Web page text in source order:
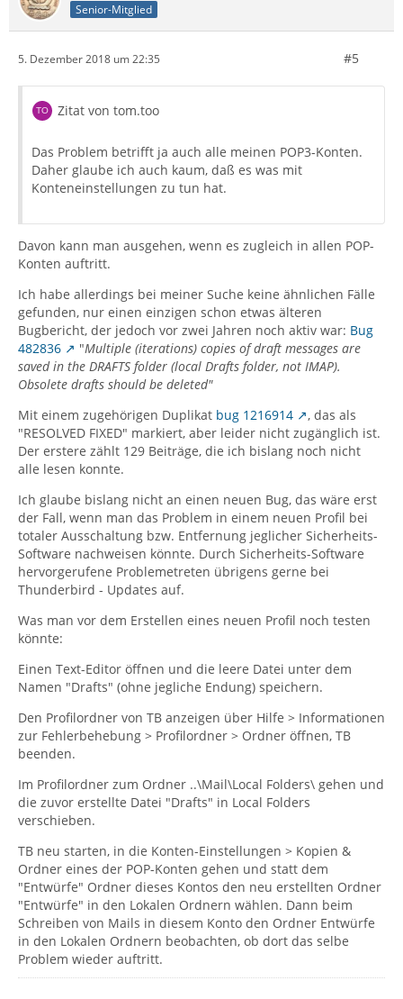
Senior-Mitglied
5. Dezember 2018 um 22:35 #5
Zitat von tom.too
Das Problem betrifft ja auch alle meinen POP3-Konten.
Daher glaube ich auch kaum, daß es was mit
Konteneinstellungen zu tun hat.
Davon kann man ausgehen, wenn es zugleich in allen POP-
Konten auftritt.
Ich habe allerdings bei meiner Suche keine ähnlichen Fälle
gefunden, nur einen einzigen schon etwas älteren
Bugbericht, der jedoch vor zwei Jahren noch aktiv war: Bug
482836
"Multiple (iterations) copies of draft messages are
saved in the DRAFTS folder (local Drafts folder, not IMAP).
Obsolete drafts should be deleted"
Mit einem zugehörigen Duplikat bug 1216914
, das als
"RESOLVED FIXED" markiert, aber leider nicht zugänglich ist.
Der erstere zählt 129 Beiträge, die ich bislang noch nicht
alle lesen konnte.
Ich glaube bislang nicht an einen neuen Bug, das wäre erst
der Fall, wenn man das Problem in einem neuen Profil bei
totaler Ausschaltung bzw. Entfernung jeglicher Sicherheits-
Software nachweisen könnte. Durch Sicherheits-Software
hervorgerufene Problemetreten übrigens gerne bei
Thunderbird - Updates auf.
Was man vor dem Erstellen eines neuen Profil noch testen
könnte:
Einen Text-Editor öffnen und die leere Datei unter dem
Namen "Drafts" (ohne jegliche Endung) speichern.
Den Profilordner von TB anzeigen über Hilfe > Informationen
zur Fehlerbehebung > Profilordner > Ordner öffnen, TB
beenden.
Im Profilordner zum Ordner ..\Mail\Local Folders\ gehen und
die zuvor erstellte Datei "Drafts" in Local Folders
verschieben.
TB neu starten, in die Konten-Einstellungen > Kopien &
Ordner eines der POP-Konten gehen und statt dem
"Entwürfe" Ordner dieses Kontos den neu erstellten Ordner
"Entwürfe" in den Lokalen Ordnern wählen. Dann beim
Schreiben von Mails in diesem Konto den Ordner Entwürfe
in den Lokalen Ordnern beobachten, ob dort das selbe
Problem wieder auftritt.